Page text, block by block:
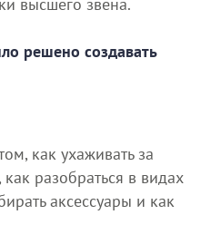
решено создавать
как ухаживать за
разобраться в видах
аксессуары и как